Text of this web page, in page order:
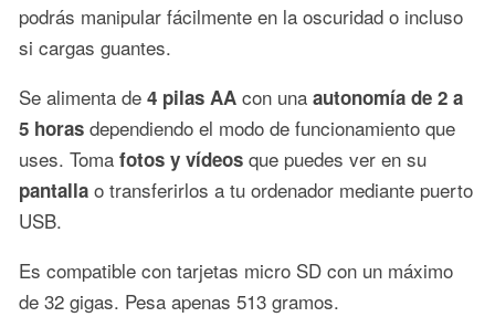
podrás manipular fácilmente en la oscuridad o incluso
si cargas guantes.
Se alimenta de 4 pilas AA con una autonomía de 2 a
5 horas dependiendo el modo de funcionamiento que
uses. Toma fotos y vídeos que puedes ver en su
pantalla o transferirlos a tu ordenador mediante puerto
USB.
Es compatible con tarjetas micro SD con un máximo
de 32 gigas. Pesa apenas 513 gramos.